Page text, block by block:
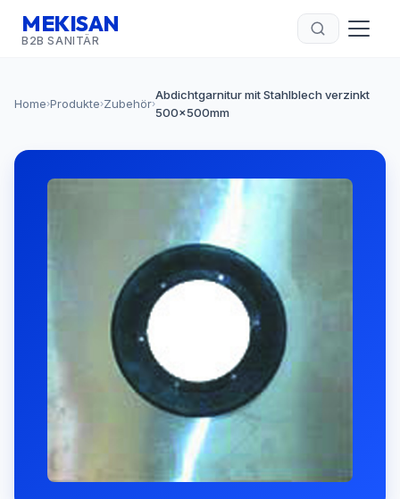
MEKISAN
B2B SANITÄR
Home›Produkte›Zubehör›
Abdichtgarnitur mit Stahlblech verzinkt
500x500mm